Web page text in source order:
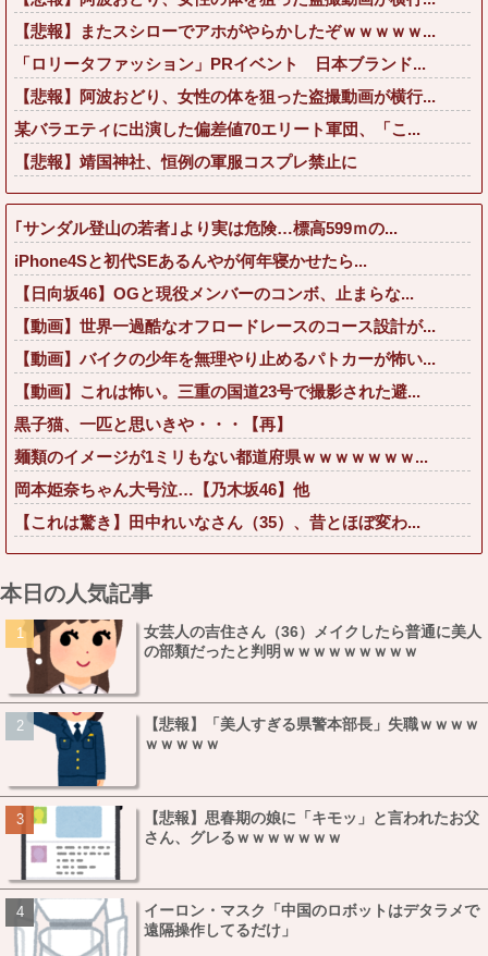
【悲報】またスシローでアホがやらかしたぞｗｗｗｗｗ...
「ロリータファッション」PRイベント 日本ブランド...
【悲報】阿波おどり、女性の体を狙った盗撮動画が横行...
某バラエティに出演した偏差値70エリート軍団、「こ...
【悲報】靖国神社、恒例の軍服コスプレ禁止に
｢サンダル登山の若者｣より実は危険…標高599ｍの...
iPhone4Sと初代SEあるんやが何年寝かせたら...
【日向坂46】OGと現役メンバーのコンボ、止まらな...
【動画】世界一過酷なオフロードレースのコース設計が...
【動画】バイクの少年を無理やり止めるパトカーが怖い...
【動画】これは怖い。三重の国道23号で撮影された避...
黒子猫、一匹と思いきや・・・【再】
麺類のイメージが1ミリもない都道府県ｗｗｗｗｗｗｗ...
岡本姫奈ちゃん大号泣…【乃木坂46】他
【これは驚き】田中れいなさん（35）、昔とほぼ変わ...
本日の人気記事
女芸人の吉住さん（36）メイクしたら普通に美人
の部類だったと判明ｗｗｗｗｗｗｗｗｗ
【悲報】「美人すぎる県警本部長」失職ｗｗｗｗ
ｗｗｗｗｗ
【悲報】思春期の娘に「キモッ」と言われたお父
さん、グレるｗｗｗｗｗｗｗ
イーロン・マスク「中国のロボットはデタラメで
遠隔操作してるだけ」